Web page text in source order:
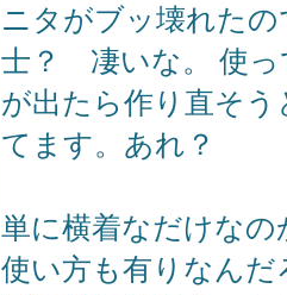
ニタがブッ壊れた
士？ 凄いな。 使っ
が出たら作り直そう
てます。あれ？
単に横着なだけな
使い方も有りなん